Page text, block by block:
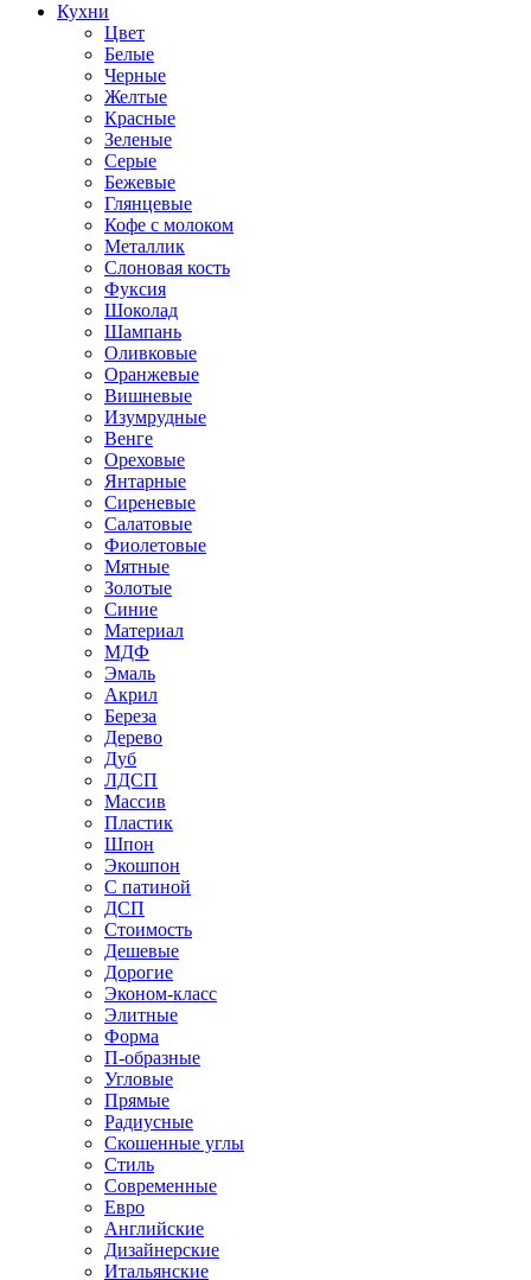
Кухни
Цвет
Белые
Черные
Желтые
Красные
Зеленые
Серые
Бежевые
Глянцевые
Кофе с молоком
Металлик
Слоновая кость
Фуксия
Шоколад
Шампань
Оливковые
Оранжевые
Вишневые
Изумрудные
Венге
Ореховые
Янтарные
Сиреневые
Салатовые
Фиолетовые
Мятные
Золотые
Синие
Материал
МДФ
Эмаль
Акрил
Береза
Дерево
Дуб
ЛДСП
Массив
Пластик
Шпон
Экошпон
С патиной
ДСП
Стоимость
Дешевые
Дорогие
Эконом-класс
Элитные
Форма
П-образные
Угловые
Прямые
Радиусные
Скошенные углы
Стиль
Современные
Евро
Английские
Дизайнерские
Итальянские